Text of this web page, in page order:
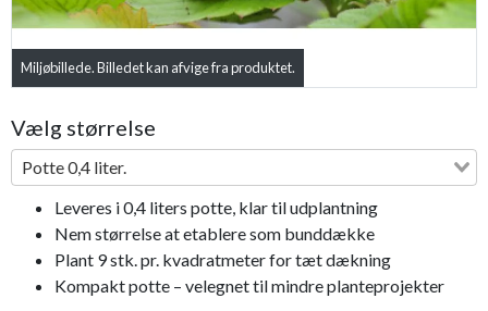
Miljøbillede. Billedet kan afvige fra produktet.
Vælg størrelse
Potte 0,4 liter.
Leveres i 0,4 liters potte, klar til udplantning
Nem størrelse at etablere som bunddække
Plant 9 stk. pr. kvadratmeter for tæt dækning
Kompakt potte – velegnet til mindre planteprojekter